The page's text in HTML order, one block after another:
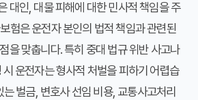
대인, 대물 피해에 대한 민사적 책임을 주
험은 운전자 본인의 법적 책임과 관련된
을 맞춥니다. 특히 중대 법규 위반 사고나
운전자는 형사적 처벌을 피하기 어렵습
벌금, 변호사 선임 비용, 교통사고처리